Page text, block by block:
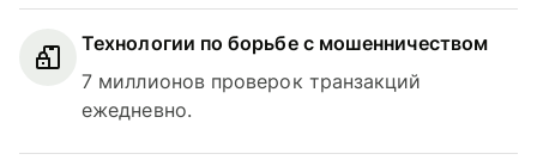
Технологии по борьбе с мошенничеством
7 миллионов проверок транзакций
ежедневно.